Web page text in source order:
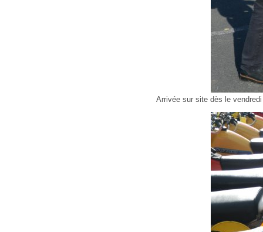
Arrivée sur site dès le